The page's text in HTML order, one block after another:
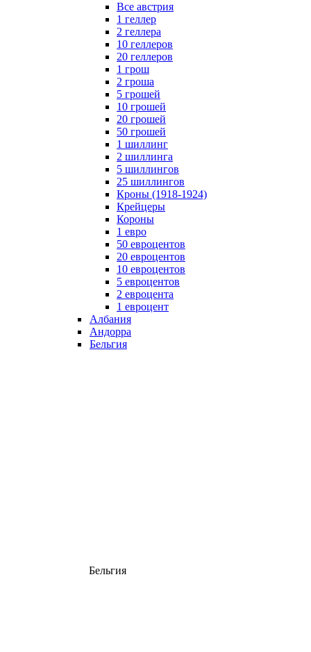
Все австрия
1 геллер
2 геллера
10 геллеров
20 геллеров
1 грош
2 гроша
5 грошей
10 грошей
20 грошей
50 грошей
1 шиллинг
2 шиллинга
5 шиллингов
25 шиллингов
Кроны (1918-1924)
Крейцеры
Короны
1 евро
50 евроцентов
20 евроцентов
10 евроцентов
5 евроцентов
2 евроцента
1 евроцент
Албания
Андорра
Бельгия
Бельгия